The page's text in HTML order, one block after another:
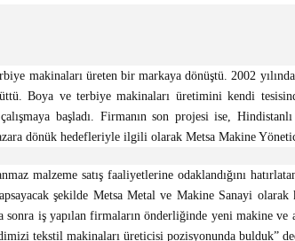
makinaları üreten bir markaya dönüştü. 2002
Boya ve terbiye makinaları üretimini kendi
başladı. Firmanın son projesi ise,
dönük hedefleriyle ilgili olarak Metsa Makine
malzeme satış faaliyetlerine odaklandığını
şekilde Metsa Metal ve Makine Sanayi
iş yapılan firmaların önderliğinde yeni makine
tekstil makinaları üreticisi pozisyonunda bulduk”